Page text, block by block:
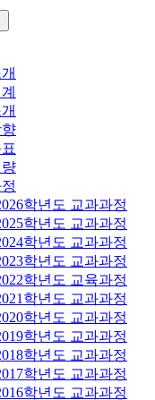
학년도 교과과정
학년도 교과과정
학년도 교과과정
학년도 교과과정
학년도 교육과정
학년도 교과과정
학년도 교과과정
학년도 교과과정
학년도 교과과정
학년도 교과과정
학년도 교과과정